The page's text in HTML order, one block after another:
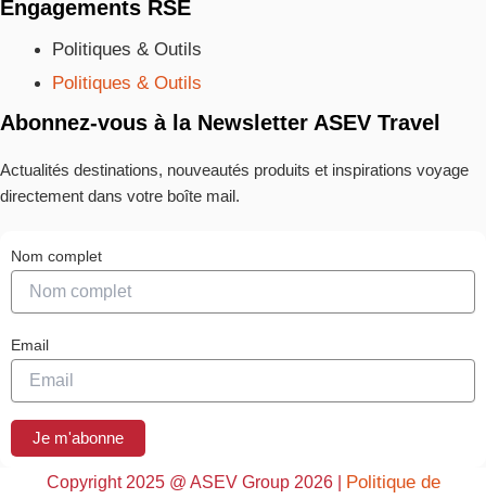
Engagements RSE
Politiques & Outils
Politiques & Outils
Abonnez-vous à la Newsletter ASEV Travel
Actualités destinations, nouveautés produits et inspirations voyage
directement dans votre boîte mail.
Nom complet
Email
Je m'abonne
Copyright 2025 @ ASEV Group 2026 | Politique de